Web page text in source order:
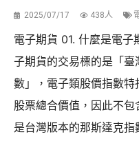
2025/07/17 438人
電子期貨 01. 什麼是電
子期貨的交易標的是「
數」，電子類股價指數
股票總合價值，因此不
是台灣版本的那斯達克